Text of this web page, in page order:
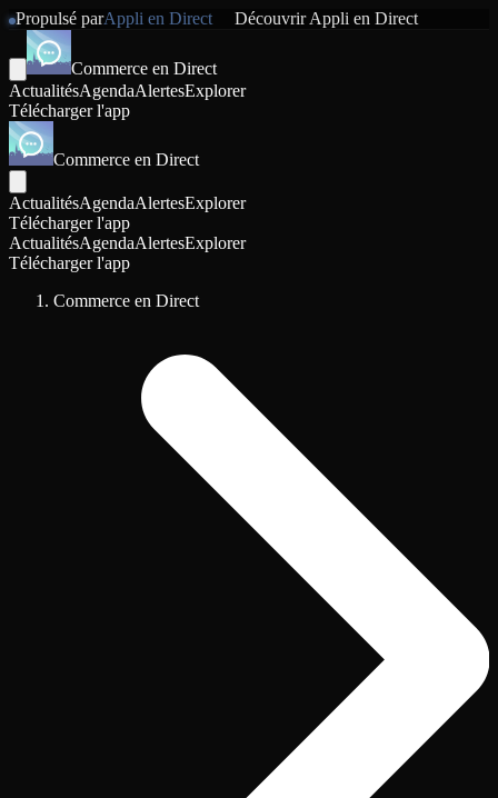
Propulsé parAppli en Direct DécouvrirAppli en Direct
Commerce en Direct
ActualitésAgendaAlertesExplorer
Télécharger l'app
Commerce en Direct
ActualitésAgendaAlertesExplorer
Télécharger l'app
ActualitésAgendaAlertesExplorer
Télécharger l'app
Commerce en Direct